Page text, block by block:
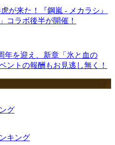
が来た！『鋼嵐 - メカラシ』
コラボ後半が開催！
年を迎え、新章「氷と血の
ントの報酬もお見逃し無く！
グ
キング